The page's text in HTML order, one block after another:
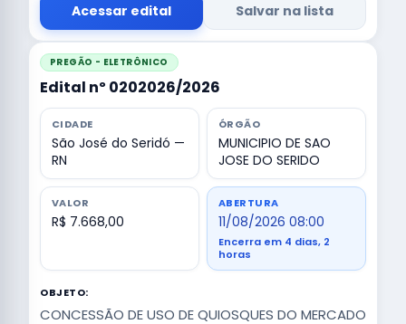
Acessar edital Salvar na lista
PREGÃO - ELETRÔNICO
Edital nº 0202026/2026
CIDADE
São José do Seridó —
RN
ÓRGÃO
MUNICIPIO DE SAO
JOSE DO SERIDO
VALOR
R$ 7.668,00
ABERTURA
11/08/2026 08:00
Encerra em 4 dias, 2
horas
OBJETO:
CONCESSÃO DE USO DE QUIOSQUES DO MERCADO